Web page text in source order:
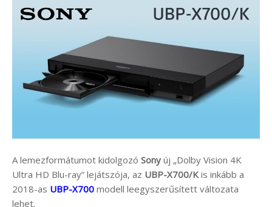
A lemezformátumot kidolgozó Sony új „Dolby Vision 4K
Ultra HD Blu-ray” lejátszója, az UBP-X700/K is inkább a
2018-as UBP-X700 modell leegyszerűsített változata
lehet.